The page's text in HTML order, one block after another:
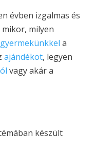
évben izgalmas és
milyen
gyermekünkkel a
ajándékot, legyen
vagy akár a
készült